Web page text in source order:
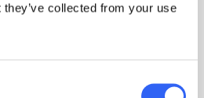
collected from your use
A/S